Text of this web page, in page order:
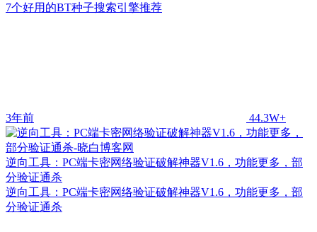
7个好用的BT种子搜索引擎推荐
3年前 44.3W+
逆向工具：PC端卡密网络验证破解神器V1.6，功能更多，部
分验证通杀
逆向工具：PC端卡密网络验证破解神器V1.6，功能更多，部
分验证通杀